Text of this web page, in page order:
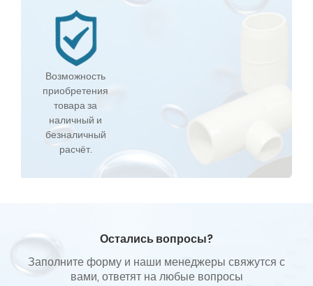
Возможность
приобретения
товара за
наличный и
безналичный
расчёт.
Остались вопросы?
Заполните форму и наши менеджеры свяжутся с
вами, ответят на любые вопросы